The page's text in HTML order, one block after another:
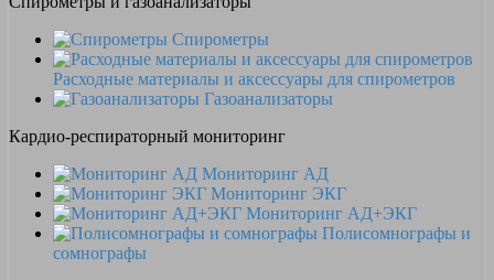
Спирометры
Расходные материалы и аксессуары для спирометров
Газоанализаторы
Кардио-респираторный мониторинг
Мониторинг АД
Мониторинг ЭКГ
Мониторинг АД+ЭКГ
Полисомнографы и
сомнографы